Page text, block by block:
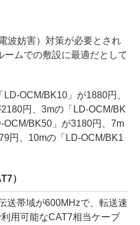
波妨害）対策が必要とされ
ームでの敷設に最適だとして
OCM/BK10」が1880円、
円、3mの「LD-OCM/BK
BK50」が3180円、7m
円、10mの「LD-OCM/BK1
）
送帯域が600MHzで、転送速
用可能なCAT7相当ケーブ